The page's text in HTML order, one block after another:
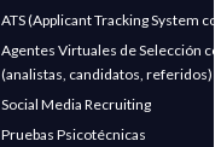
ATS (Applicant Tracking System con
Agentes Virtuales de Selección con
(analistas, candidatos, referidos)
Social Media Recruiting
Pruebas Psicotécnicas